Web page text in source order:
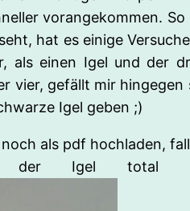
vorangekommen.
hat es einige
als einen Igel und der
vier, gefällt mir
Igel geben ;)
als pdf hochladen,
Igel total